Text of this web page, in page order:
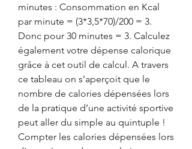
minutes : Consommation en Kcal
par minute = (3*3,5*70)/200 = 3.
Donc pour 30 minutes = 3. Calculez
également votre dépense calorique
grâce à cet outil de calcul. A travers
ce tableau on s’aperçoit que le
nombre de calories dépensées lors
de la pratique d’une activité sportive
peut aller du simple au quintuple !
Compter les calories dépensées lors